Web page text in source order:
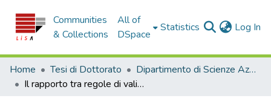
Communities
& Collections
All of
DSpace
Statistics Log In
Home Tesi di Dottorato
Dipartimento di Scienze Aziendali e Giuridiche - Tesi di Dottorato
Il rapporto tra regole di validità e regole di correttezza nel diritto comunitario dei contratti